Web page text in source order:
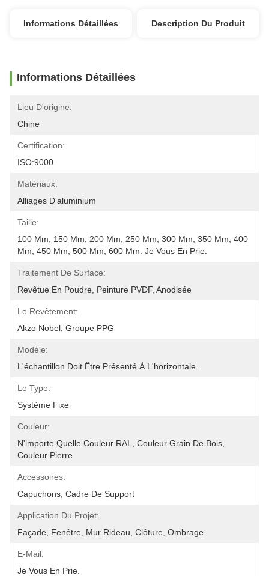
Informations Détaillées Description Du Produit
Informations Détaillées
Lieu D'origine:
Chine
Certification:
ISO:9000
Matériaux:
Alliages D'aluminium
Taille:
100 Mm, 150 Mm, 200 Mm, 250 Mm, 300 Mm, 350 Mm, 400
Mm, 450 Mm, 500 Mm, 600 Mm. Je Vous En Prie.
Traitement De Surface:
Revêtue En Poudre, Peinture PVDF, Anodisée
Le Revêtement:
Akzo Nobel, Groupe PPG
Modèle:
L'échantillon Doit Être Présenté À L'horizontale.
Le Type:
Système Fixe
Couleur:
N'importe Quelle Couleur RAL, Couleur Grain De Bois,
Couleur Pierre
Accessoires:
Capuchons, Cadre De Support
Application Du Projet:
Façade, Fenêtre, Mur Rideau, Clôture, Ombrage
E-Mail:
Je Vous En Prie.